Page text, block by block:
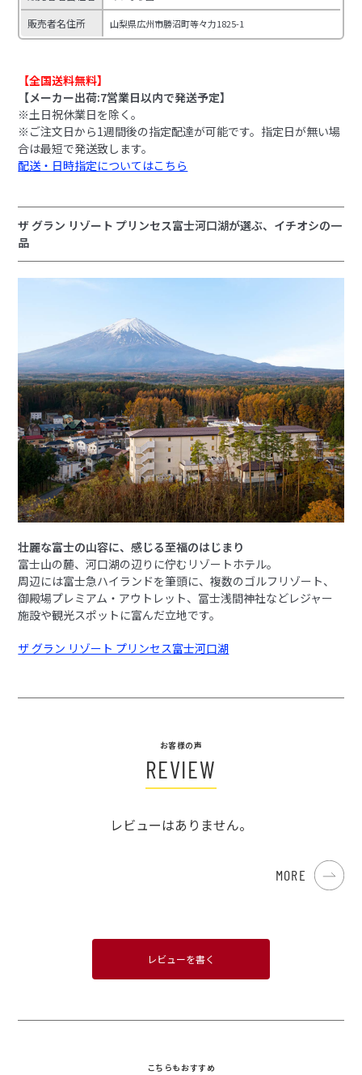
販売者名住所 山梨県広州市勝沼町等々力1825-1
【全国送料無料】
【メーカー出荷:7営業日以内で発送予定】
※土日祝休業日を除く。
※ご注文日から1週間後の指定配達が可能です。指定日が無い場
合は最短で発送致します。
配送・日時指定についてはこちら
ザ グラン リゾート プリンセス富士河口湖が選ぶ、イチオシの一
品
壮麗な富士の山容に、感じる至福のはじまり
富士山の麓、河口湖の辺りに佇むリゾートホテル。
周辺には富士急ハイランドを筆頭に、複数のゴルフリゾート、
御殿場プレミアム・アウトレット、冨士浅間神社などレジャー
施設や観光スポットに富んだ立地です。
ザ グラン リゾート プリンセス富士河口湖
お客様の声
REVIEW
レビューはありません。
MORE
レビューを書く
こちらもおすすめ